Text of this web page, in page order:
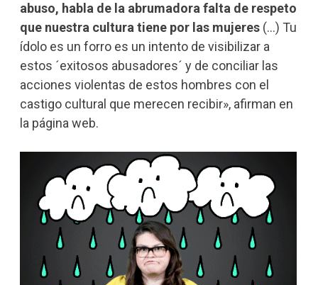
abuso, habla de la abrumadora falta de respeto
que nuestra cultura tiene por las mujeres (…) Tu
ídolo es un forro es un intento de visibilizar a
estos ´exitosos abusadores´ y de conciliar las
acciones violentas de estos hombres con el
castigo cultural que merecen recibir», afirman en
la página web.